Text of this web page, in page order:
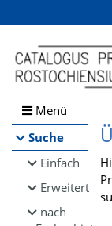
Browsen
direkt zum Inhalt
Menü
Suche
Einfach
Erweitert
nach